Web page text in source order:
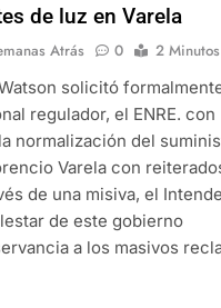
de luz en Varela
Atrás 0
2 Minutos
solicitó
regulador, el ENRE. con
normalización del
Varela con
de una misiva, el
de este gobierno
a los masivos